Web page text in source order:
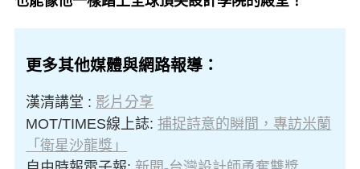
更多其他媒體與網路報導：
漢清講堂 : 影片分享
MOT/TIMES線上誌:捕捉詩意的瞬間，專訪米蘭
「衛星沙龍獎」